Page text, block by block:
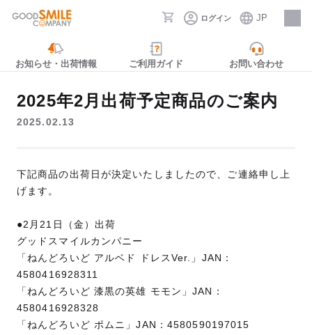
ログイン JP
採用情報
お知らせ・出荷情報 ご利用ガイド お問い合わせ
2025年2月出荷予定商品のご案内
2025.02.13
下記商品の出荷日が決定いたしましたので、ご連絡申し上
げます。
●2月21日（金）出荷
グッドスマイルカンパニー
「ねんどろいど アルベド ドレスVer.」JAN：
4580416928311
「ねんどろいど 漆黒の英雄 モモン」JAN：
4580416928328
「ねんどろいど ポムニ」JAN：4580590197015